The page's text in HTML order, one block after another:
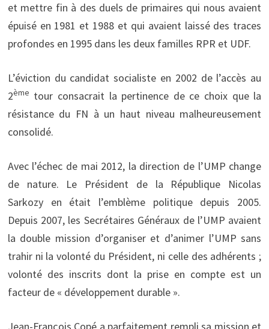
et mettre fin à des duels de primaires qui nous avaient
épuisé en 1981 et 1988 et qui avaient laissé des traces
profondes en 1995 dans les deux familles RPR et UDF.
L’éviction du candidat socialiste en 2002 de l’accès au
2ème tour consacrait la pertinence de ce choix que la
résistance du FN à un haut niveau malheureusement
consolidé.
Avec l’échec de mai 2012, la direction de l’UMP change
de nature. Le Président de la République Nicolas
Sarkozy en était l’emblème politique depuis 2005.
Depuis 2007, les Secrétaires Généraux de l’UMP avaient
la double mission d’organiser et d’animer l’UMP sans
trahir ni la volonté du Président, ni celle des adhérents ;
volonté des inscrits dont la prise en compte est un
facteur de « développement durable ».